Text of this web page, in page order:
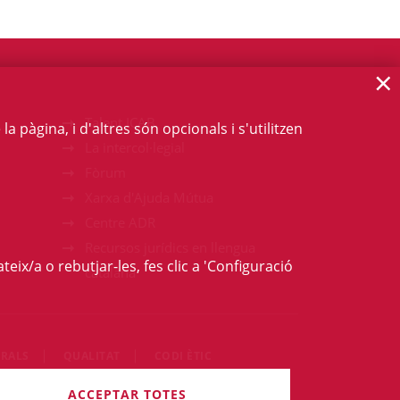
Talent ICAB
catalana
són reservats.
pàgina, i d'altres són opcionals i s'utilitzen
a o rebutjar-les, fes clic a 'Configuració
ACCEPTAR TOTES
×